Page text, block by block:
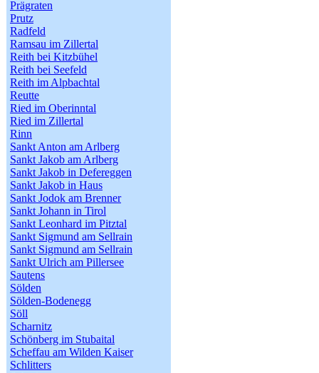
Prägraten
Prutz
Radfeld
Ramsau im Zillertal
Reith bei Kitzbühel
Reith bei Seefeld
Reith im Alpbachtal
Reutte
Ried im Oberinntal
Ried im Zillertal
Rinn
Sankt Anton am Arlberg
Sankt Jakob am Arlberg
Sankt Jakob in Defereggen
Sankt Jakob in Haus
Sankt Jodok am Brenner
Sankt Johann in Tirol
Sankt Leonhard im Pitztal
Sankt Sigmund am Sellrain
Sankt Sigmund am Sellrain
Sankt Ulrich am Pillersee
Sautens
Sölden
Sölden-Bodenegg
Söll
Scharnitz
Schönberg im Stubaital
Scheffau am Wilden Kaiser
Schlitters